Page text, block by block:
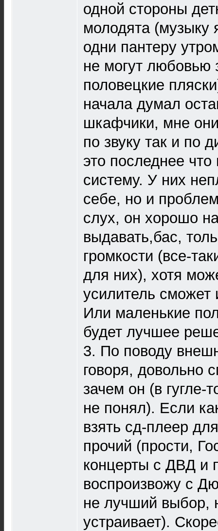
одной стороны
молодята
одни пантеру
не могут любовью
половецкие
начала думал
шкафчики, мне
по звуку так и по
это последнее что
систему. У них
себе, но и
слух, он хорошо
выдавать,бас,
громкости (все-
для них), хотя
усилитель сможет
Или маленькие
будет лучшее
3. По поводу
говоря, довольно
зачем он (в гугле-
не понял). Если
взять сд-плеер
прочий (прости,
концерты с ДВД и
воспроизвожу с
не лучший выбор,
устраивает).